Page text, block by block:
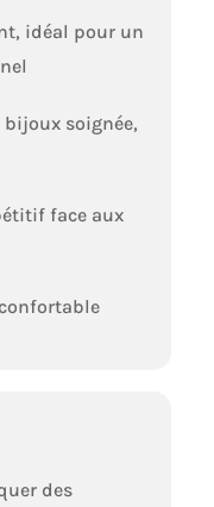
idéal pour un
soignée,
face aux
des